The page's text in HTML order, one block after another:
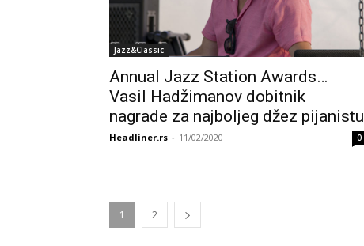
Jazz&Classic
Annual Jazz Station Awards…
Vasil Hadžimanov dobitnik
nagrade za najboljeg džez pijanistu
Headliner.rs - 11/02/2020 0
1 2